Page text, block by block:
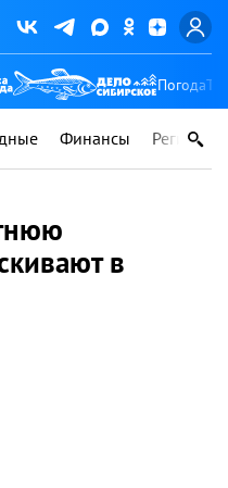
Погода
Финансы Регионы
в